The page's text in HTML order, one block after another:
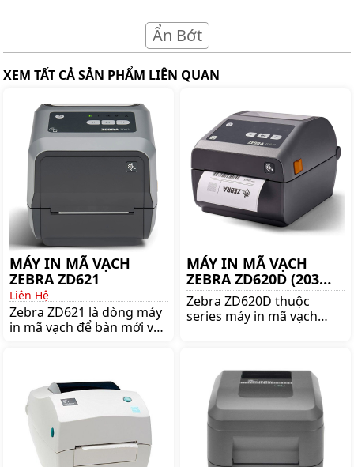
Ẩn Bớt
XEM TẤT CẢ SẢN PHẨM LIÊN QUAN
MÁY IN MÃ VẠCH
ZEBRA ZD621
Liên Hệ
Zebra ZD621 là dòng máy
in mã vạch để bàn mới và
giá tốt lên ngay
shoppos.vn
MÁY IN MÃ VẠCH
ZEBRA ZD620D (203
DPI)
Zebra ZD620D thuộc
series máy in mã vạch
Zebra ZD620D chính hãng
giá tốt lên ngay
shoppos.vn